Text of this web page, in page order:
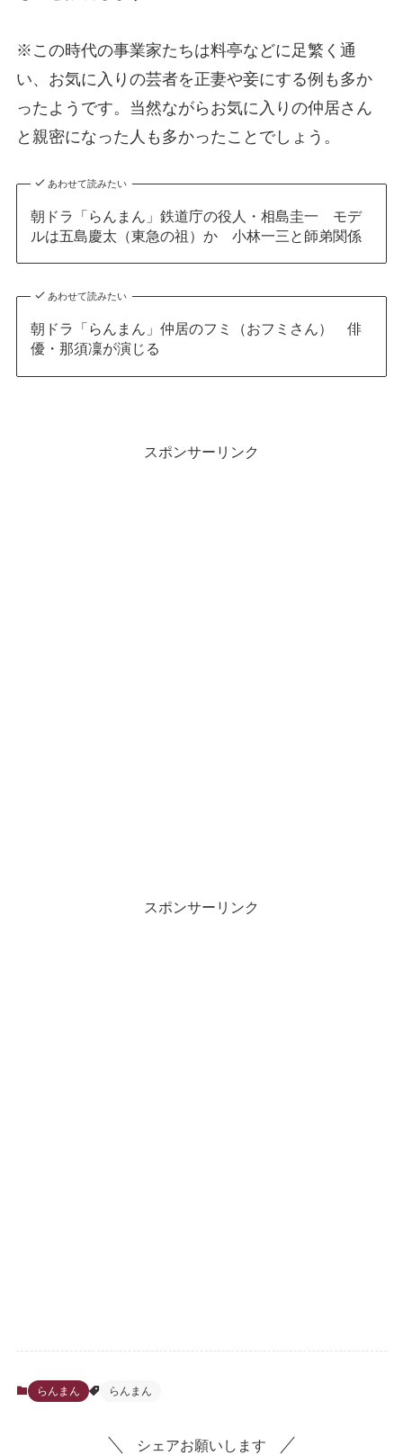
※この時代の事業家たちは料亭などに足繁く通
い、お気に入りの芸者を正妻や妾にする例も多か
ったようです。当然ながらお気に入りの仲居さん
と親密になった人も多かったことでしょう。
あわせて読みたい
朝ドラ「らんまん」鉄道庁の役人・相島圭一 モデ
ルは五島慶太（東急の祖）か 小林一三と師弟関係
あわせて読みたい
朝ドラ「らんまん」仲居のフミ（おフミさん） 俳
優・那須凜が演じる
スポンサーリンク
スポンサーリンク
らんまん らんまん
シェアお願いします